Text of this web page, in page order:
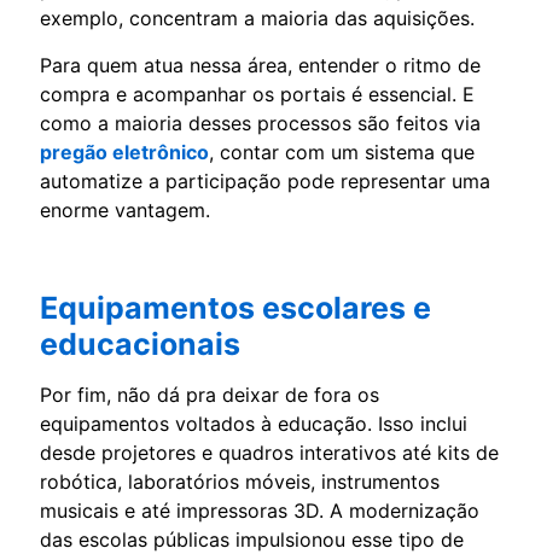
exemplo, concentram a maioria das aquisições.
Para quem atua nessa área, entender o ritmo de
compra e acompanhar os portais é essencial. E
como a maioria desses processos são feitos via
pregão eletrônico, contar com um sistema que
automatize a participação pode representar uma
enorme vantagem.
Equipamentos escolares e
educacionais
Por fim, não dá pra deixar de fora os
equipamentos voltados à educação. Isso inclui
desde projetores e quadros interativos até kits de
robótica, laboratórios móveis, instrumentos
musicais e até impressoras 3D. A modernização
das escolas públicas impulsionou esse tipo de